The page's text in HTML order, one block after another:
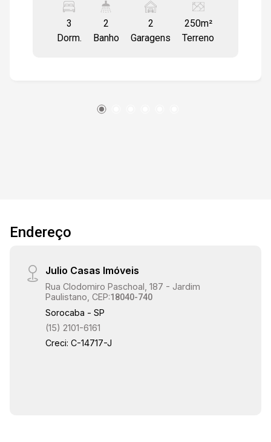
CERÂMICO, AZULENOS NA COZINHA E NOS
BANHEIROS, GABINETE NA COZINHA,
ESQUADRIAS EM FERRO, PORTA PRINCIPAL
DA CASA E BALAÚSTRES, EXCELENTE PARA
3
Dorm.
2
Banho
2
Garagens
250m²
Terreno
Endereço
Julio Casas Imóveis
Rua Clodomiro Paschoal, 187 - Jardim
Paulistano, CEP:18040-740
Sorocaba - SP
(15) 2101-6161
Creci: C-14717-J